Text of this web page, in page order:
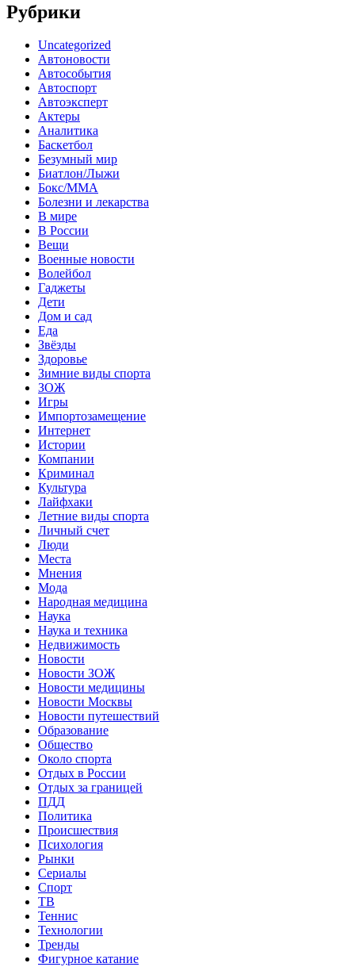
Рубрики
Uncategorized
Автоновости
Автособытия
Автоспорт
Автоэксперт
Актеры
Аналитика
Баскетбол
Безумный мир
Биатлон/Лыжи
Бокс/MMA
Болезни и лекарства
В мире
В России
Вещи
Военные новости
Волейбол
Гаджеты
Дети
Дом и сад
Еда
Звёзды
Здоровье
Зимние виды спорта
ЗОЖ
Игры
Импортозамещение
Интернет
Истории
Компании
Криминал
Культура
Лайфхаки
Летние виды спорта
Личный счет
Люди
Места
Мнения
Мода
Народная медицина
Наука
Наука и техника
Недвижимость
Новости
Новости ЗОЖ
Новости медицины
Новости Москвы
Новости путешествий
Образование
Общество
Около спорта
Отдых в России
Отдых за границей
ПДД
Политика
Происшествия
Психология
Рынки
Сериалы
Спорт
ТВ
Теннис
Технологии
Тренды
Фигурное катание